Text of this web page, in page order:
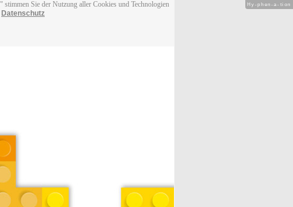
Sie der Nutzung aller Cookies und Technologien
Datenschutz
Hy-phen-a-tion